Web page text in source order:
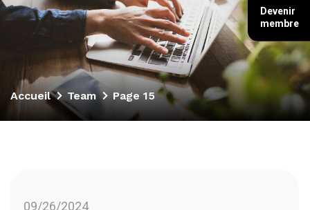
Accueil Team Page 15
09/26/2024
Devenir
membre